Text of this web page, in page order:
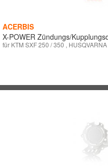
ACERBIS
X-POWER Zündungs/
für KTM SXF 250 / 350 ,